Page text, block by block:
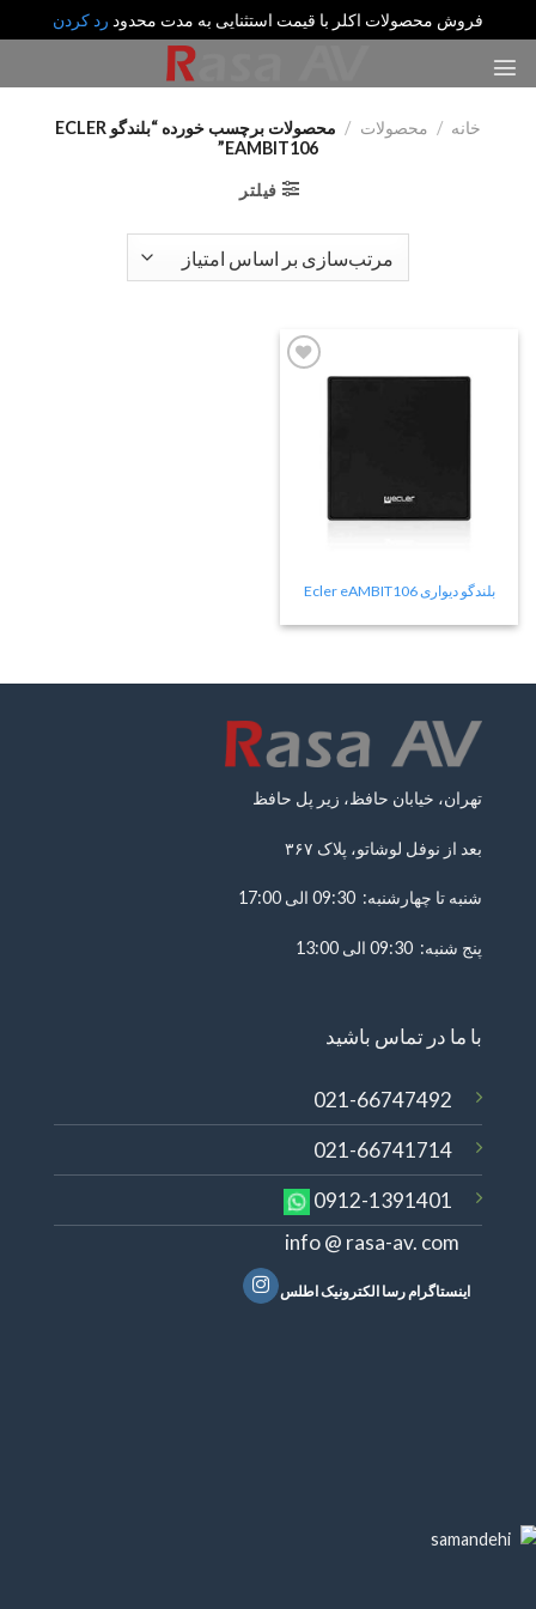
فروش محصولات اکلر با قیمت استثنایی به مدت محدود رد کردن
خانه / محصولات /
محصولات برچسب خورده “بلندگو ECLER
EAMBIT106”
فیلتر
بلندگو دیواری Ecler eAMBIT106
تهران، خیابان حافظ، زیر پل حافظ
بعد از نوفل لوشاتو، پلاک ۳۶۷
شنبه تا چهارشنبه: 09:30 الی 17:00
پنج شنبه: 09:30 الی 13:00
با ما در تماس باشید
021-66747492
021-66741714
0912-1391401
info @ rasa-av. com
اینستاگرام رسا الکترونیک اطلس